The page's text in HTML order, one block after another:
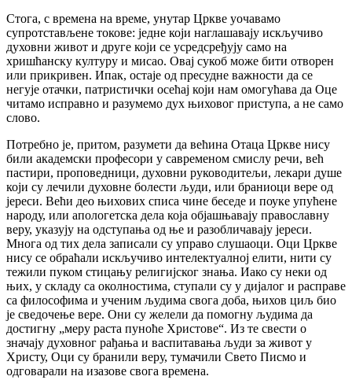
Стога, с времена на време, унутар Цркве уочавамо
супротстављене токове: једне који наглашавају искључиво
духовни живот и друге који се усредсређују само на
хришћанску културу и мисао. Овај сукоб може бити отворен
или прикривен. Ипак, остаје од пресудне важности да се
негује отачки, патристички осећај који нам омогућава да Оце
читамо исправно и разумемо дух њиховог приступа, а не само
слово.
Потребно је, притом, разумети да већина Отаца Цркве нису
били академски професори у савременом смислу речи, већ
пастири, проповедници, духовни руководитељи, лекари душе
који су лечили духовне болести људи, или браниоци вере од
јереси. Већи део њихових списа чине беседе и поуке упућене
народу, или апологетска дела која објашњавају православну
веру, указују на одступања од ње и разобличавају јереси.
Многа од тих дела записали су управо слушаоци. Оци Цркве
нису се обраћали искључиво интелектуалној елити, нити су
тежили пуком стицању религијског знања. Иако су неки од
њих, у складу са околностима, ступали су у дијалог и расправе
са философима и ученим људима свога доба, њихов циљ био
је сведочење вере. Они су желели да помогну људима да
достигну „меру раста пуноће Христове“. Из те свести о
значају духовног рађања и васпитавања људи за живот у
Христу, Оци су бранили веру, тумачили Свето Писмо и
одговарали на изазове свога времена.